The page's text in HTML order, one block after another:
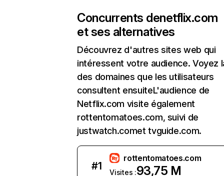
Concurrents denetflix.com
et ses alternatives
Découvrez d'autres sites web qui
intéressent votre audience. Voyez
des domaines que les utilisateurs
consultent ensuiteL'audience de
Netflix.com visite également
rottentomatoes.com, suivi de
justwatch.comet tvguide.com.
#1
rottentomatoes.com
Visites :93,75 M